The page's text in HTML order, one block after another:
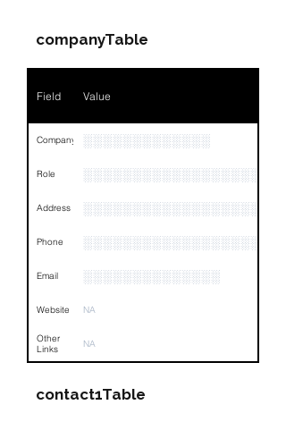
companyTable
Field Value
Company ░░░░░░░░░░░░░
Role
Address
Phone
Email ░░░░░░░░░░░░░░
Website NA
Other
Links
NA
contact1Table